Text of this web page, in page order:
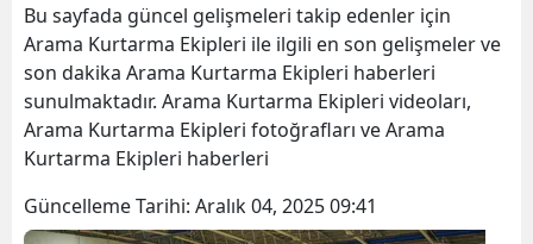
Artvin
Balıkesir
Bingöl
Bu sayfada güncel gelişmeleri takip edenler için
Arama Kurtarma Ekipleri ile ilgili en son gelişmeler ve
son dakika Arama Kurtarma Ekipleri haberleri
sunulmaktadır. Arama Kurtarma Ekipleri videoları,
Arama Kurtarma Ekipleri fotoğrafları ve Arama
Kurtarma Ekipleri haberleri
Güncelleme Tarihi: Aralık 04, 2025 09:41